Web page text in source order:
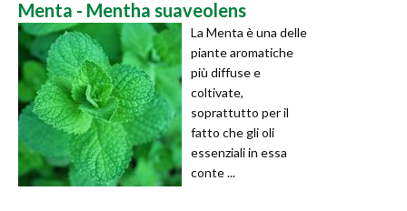
Menta - Mentha suaveolens
La Menta è una delle
piante aromatiche
più diffuse e
coltivate,
soprattutto per il
fatto che gli oli
essenziali in essa
conte ...